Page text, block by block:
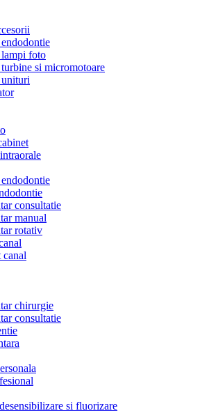
foto
si micromotoare
consultatie
manual
rotativ
canal
chirurgie
consultatie
si fluorizare